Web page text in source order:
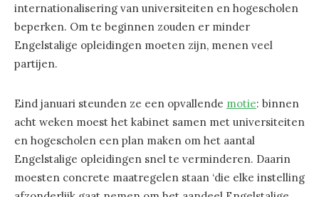
internationalisering van universiteiten en hogescholen
beperken. Om te beginnen zouden er minder
Engelstalige opleidingen moeten zijn, menen veel
partijen.
Eind januari steunden ze een opvallende motie: binnen
acht weken moest het kabinet samen met universiteiten
en hogescholen een plan maken om het aantal
Engelstalige opleidingen snel te verminderen. Daarin
moesten concrete maatregelen staan ‘die elke instelling